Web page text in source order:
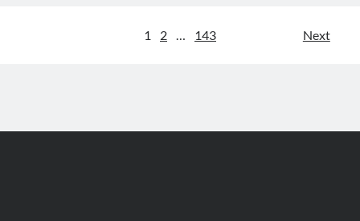
Jugendlichen
Seitennummerierung
1 2 … 143 Next